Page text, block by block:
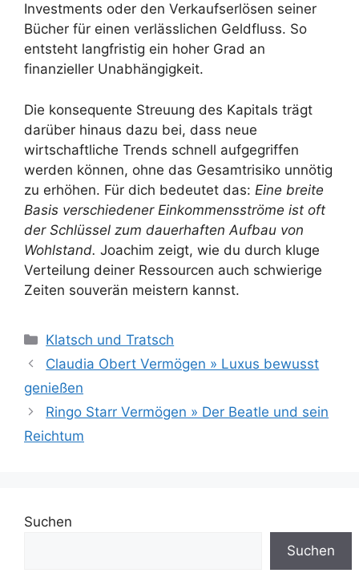
Investments oder den Verkaufserlösen seiner
Bücher für einen verlässlichen Geldfluss. So
entsteht langfristig ein hoher Grad an
finanzieller Unabhängigkeit.
Die konsequente Streuung des Kapitals trägt
darüber hinaus dazu bei, dass neue
wirtschaftliche Trends schnell aufgegriffen
werden können, ohne das Gesamtrisiko unnötig
zu erhöhen. Für dich bedeutet das: Eine breite
Basis verschiedener Einkommensströme ist oft
der Schlüssel zum dauerhaften Aufbau von
Wohlstand. Joachim zeigt, wie du durch kluge
Verteilung deiner Ressourcen auch schwierige
Zeiten souverän meistern kannst.
Kategorien
Klatsch und Tratsch
Claudia Obert Vermögen » Luxus bewusst
genießen
Ringo Starr Vermögen » Der Beatle und sein
Reichtum
Suchen
Suchen